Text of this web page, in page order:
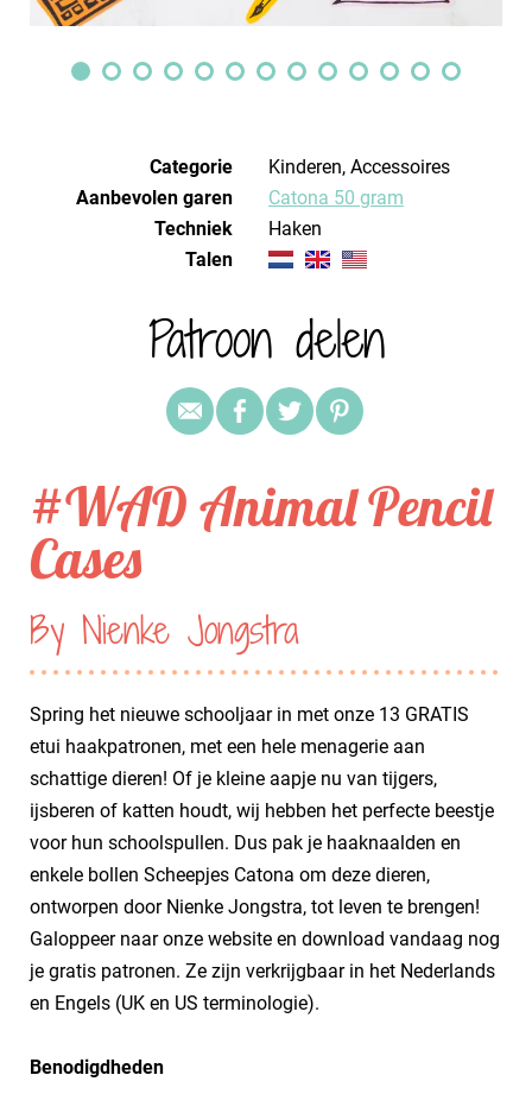
Categorie
Kinderen, Accessoires
Aanbevolen garen
Catona 50 gram
Techniek
haken
Talen
Patroon delen
#WAD Animal Pencil
Cases
By Nienke Jongstra
Spring het nieuwe schooljaar in met onze 13 GRATIS
etui haakpatronen, met een hele menagerie aan
schattige dieren! Of je kleine aapje nu van tijgers,
ijsberen of katten houdt, wij hebben het perfecte beestje
voor hun schoolspullen. Dus pak je haaknaalden en
enkele bollen Scheepjes Catona om deze dieren,
ontworpen door Nienke Jongstra, tot leven te brengen!
Galoppeer naar onze website en download vandaag nog
je gratis patronen. Ze zijn verkrijgbaar in het Nederlands
en Engels (UK en US terminologie).
Benodigdheden